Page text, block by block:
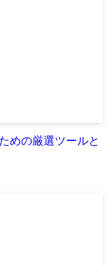
めの厳選ツールと